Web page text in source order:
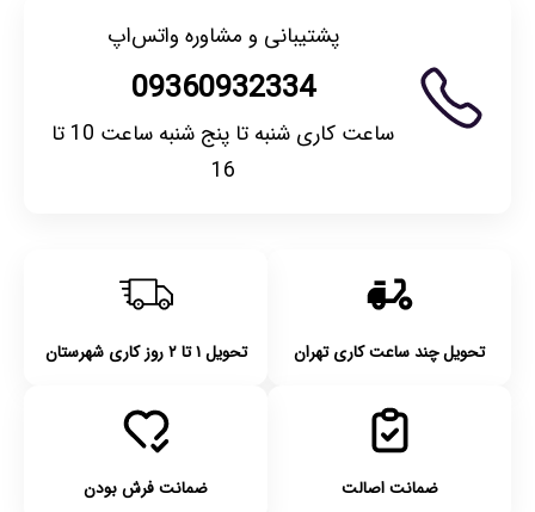
پشتیبانی و مشاوره واتس‌اپ
09360932334
ساعت کاری شنبه تا پنج شنبه ساعت 10 تا
16
تحویل چند ساعت کاری تهران تحویل ۱ تا ۲ روز کاری شهرستان
ضمانت اصالت ضمانت فرش بودن